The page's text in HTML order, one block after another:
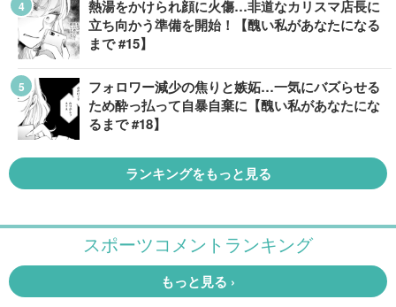
熱湯をかけられ顔に火傷…非道なカリスマ店長に
立ち向かう準備を開始！【醜い私があなたになる
まで #15】
フォロワー減少の焦りと嫉妬…一気にバズらせる
ため酔っ払って自暴自棄に【醜い私があなたにな
るまで #18】
ランキングをもっと見る